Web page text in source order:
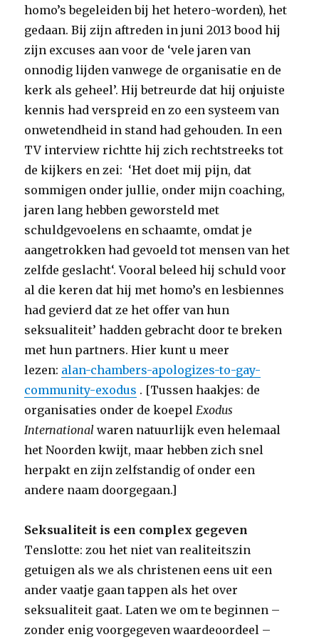
homo’s begeleiden bij het hetero-worden), het
gedaan. Bij zijn aftreden in juni 2013 bood hij
zijn excuses aan voor de ‘vele jaren van
onnodig lijden vanwege de organisatie en de
kerk als geheel’. Hij betreurde dat hij onjuiste
kennis had verspreid en zo een systeem van
onwetendheid in stand had gehouden. In een
TV interview richtte hij zich rechtstreeks tot
de kijkers en zei: ‘Het doet mij pijn, dat
sommigen onder jullie, onder mijn coaching,
jaren lang hebben geworsteld met
schuldgevoelens en schaamte, omdat je
aangetrokken had gevoeld tot mensen van het
zelfde geslacht‘. Vooral beleed hij schuld voor
al die keren dat hij met homo’s en lesbiennes
had gevierd dat ze het offer van hun
seksualiteit’ hadden gebracht door te breken
met hun partners. Hier kunt u meer
lezen: alan-chambers-apologizes-to-gay-
community-exodus . [Tussen haakjes: de
organisaties onder de koepelExodus
International waren natuurlijk even helemaal
het Noorden kwijt, maar hebben zich snel
herpakt en zijn zelfstandig of onder een
andere naam doorgegaan.]
Seksualiteit is een complex gegeven
Tenslotte: zou het niet van realiteitszin
getuigen als we als christenen eens uit een
ander vaatje gaan tappen als het over
seksualiteit gaat. Laten we om te beginnen –
zonder enig voorgegeven waardeoordeel –